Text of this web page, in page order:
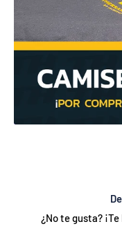
¿No te gusta?